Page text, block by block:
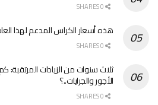
هذه أسعار الكراس المدعم لهذا
ثلاث سنوات من الزيادات المرتقبة:
الأجور والجرايات..؟